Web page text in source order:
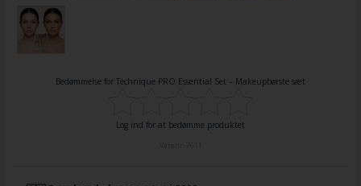
Bedømmelse for Technique PRO Essential Set – Makeupbørste sæt
Log ind for at bedømme produktet